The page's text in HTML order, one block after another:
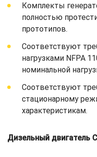
Комплекты
полностью
прототипов.
Соответствуют
нагрузками NFPA
номинальной
Соответствуют
стационарному
характеристикам.
Дизельный двигатель